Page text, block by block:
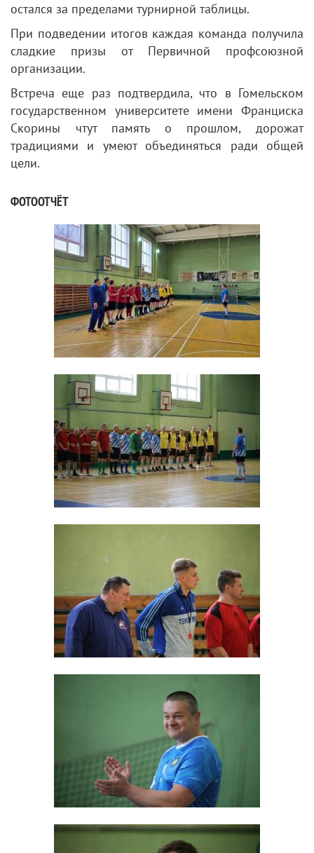
остался за пределами турнирной таблицы.
При подведении итогов каждая команда получила
сладкие призы от Первичной профсоюзной
организации.
Встреча еще раз подтвердила, что в Гомельском
государственном университете имени Франциска
Скорины чтут память о прошлом, дорожат
традициями и умеют объединяться ради общей
цели.
ФОТООТЧЁТ